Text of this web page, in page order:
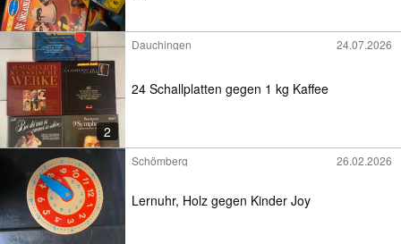
2
Dauchingen 24.07.2026
24 Schallplatten gegen 1 kg Kaffee
Schömberg 26.02.2026
Lernuhr, Holz gegen Kinder Joy